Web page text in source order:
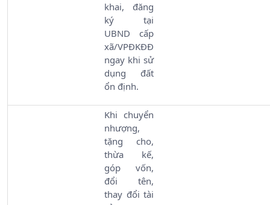
khai, đăng
ký tại
UBND cấp
xã/VPĐKĐĐ
ngay khi sử
dụng đất
ổn định.
Khi chuyển
nhượng,
tặng cho,
thừa kế,
góp vốn,
đổi tên,
thay đổi tài